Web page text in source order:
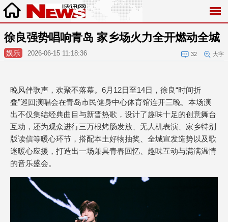
徐良强势唱响青岛 家乡场火力全开燃动全城
娱乐 2026-06-15 11:18:36 32 大字
晚风伴歌声，欢聚不落幕。6月12日至14日，徐良“时间折
叠”巡回演唱会在青岛市民健身中心体育馆连开三晚。本场演
出不仅集结经典曲目与新晋热歌，设计了趣味十足的创意舞台
互动，还为观众进行三万根烤肠发放、无人机表演、家乡特别
版读信等暖心环节，搭配本土好物抽奖、全城宣发造势以及歌
迷暖心应援，打造出一场兼具青春回忆、趣味互动与满满温情
的音乐盛会。